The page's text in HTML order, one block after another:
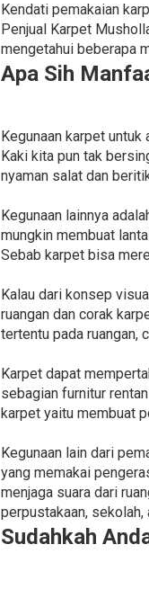
Kendati pemakaian
Penjual Karpet
mengetahui beberapa
Apa Sih
Kegunaan karpet
Kaki kita pun tak
nyaman salat dan
Kegunaan lainnya
mungkin membuat
Sebab karpet bisa
Kalau dari konsep
ruangan dan corak
tertentu pada ruangan,
Karpet dapat
sebagian furnitur
karpet yaitu membuat
Kegunaan lain dari
yang memakai
menjaga suara dari
perpustakaan, sekolah,
Sudahkah